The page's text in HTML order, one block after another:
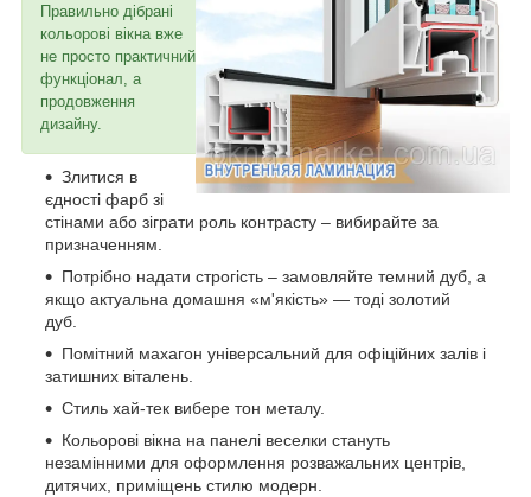
Правильно дібрані
кольорові вікна вже
не просто практичний
функціонал, а
продовження
дизайну.
Злитися в
єдності фарб зі
стінами або зіграти роль контрасту – вибирайте за
призначенням.
Потрібно надати строгість – замовляйте темний дуб, а
якщо актуальна домашня «м'якість» ― тоді золотий
дуб.
Помітний махагон універсальний для офіційних залів і
затишних віталень.
Стиль хай-тек вибере тон металу.
Кольорові вікна на панелі веселки стануть
незамінними для оформлення розважальних центрів,
дитячих, приміщень стилю модерн.